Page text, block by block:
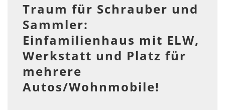
Traum für Schrauber und
Sammler:
Einfamilienhaus mit ELW,
Werkstatt und Platz für
mehrere
Autos/Wohnmobile!